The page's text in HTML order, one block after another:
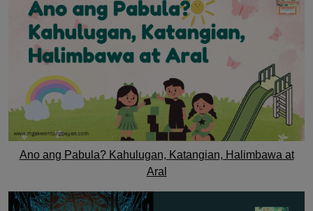
Ano ang Pabula? Kahulugan, Katangian, Halimbawa at
Aral